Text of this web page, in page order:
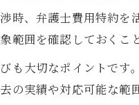
時、弁護士費用特約
範囲を確認しておくこ
も大切なポイントです
の実績や対応可能な範